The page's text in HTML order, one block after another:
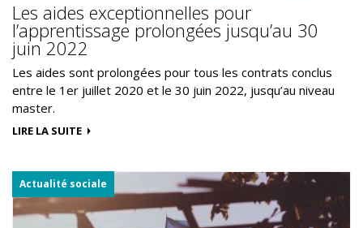
Les aides exceptionnelles pour
l’apprentissage prolongées jusqu’au 30
juin 2022
Les aides sont prolongées pour tous les contrats conclus
entre le 1er juillet 2020 et le 30 juin 2022, jusqu’au niveau
master.
LIRE LA SUITE
Actualité sociale